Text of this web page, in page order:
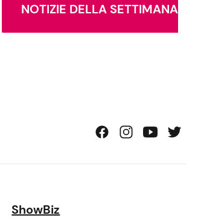
NOTIZIE DELLA SETTIMANA
ShowBiz